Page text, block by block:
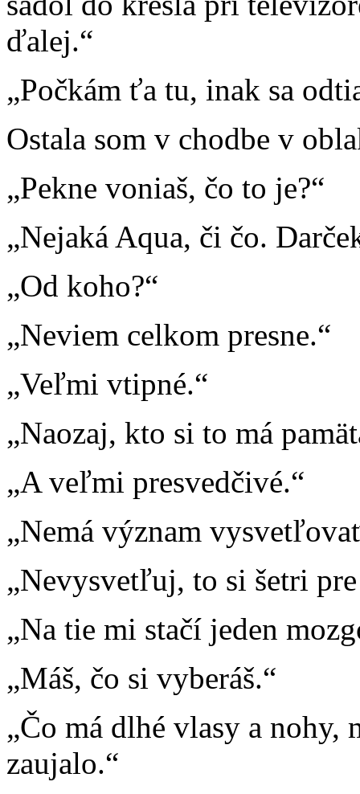
ďalej.“
„Počkám ťa tu, inak sa
Ostala som v chodbe v
„Pekne voniaš, čo to je?“
„Nejaká Aqua, či čo.
„Od koho?“
„Neviem celkom presne.“
„Veľmi vtipné.“
„Naozaj, kto si to má
„A veľmi presvedčivé.“
„Nemá význam
„Nevysvetľuj, to si šetri
„Na tie mi stačí jeden
„Máš, čo si vyberáš.“
„Čo má dlhé vlasy a nohy,
zaujalo.“